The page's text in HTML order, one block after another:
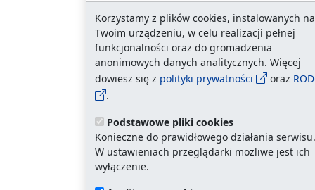
Korzystamy z plików cookies, instalowanych na
Twoim urządzeniu, w celu realizacji pełnej
funkcjonalności oraz do gromadzenia
anonimowych danych analitycznych. Więcej
dowiesz się z polityki prywatności oraz
.
Podstawowe pliki cookies
Konieczne do prawidłowego działania serwisu.
W ustawieniach przeglądarki możliwe jest ich
wyłączenie.